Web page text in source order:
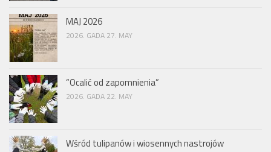
MAJ 2026
2026. GADA 27. MAY
“Ocalić od zapomnienia”
2026. GADA 22. MAY
Wśród tulipanów i wiosennych nastrojów